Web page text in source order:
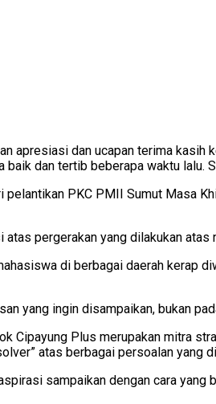
apresiasi dan ucapan terima
dan tertib beberapa waktu lalu.
PKC PMII Sumut Masa
pergerakan yang dilakukan
di berbagai daerah kerap
yang ingin disampaikan, bukan
Cipayung Plus merupakan mitra
atas berbagai persoalan yang
sampaikan dengan cara